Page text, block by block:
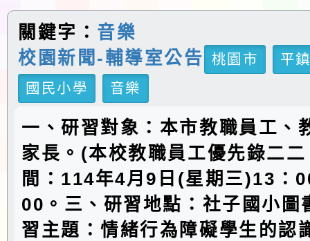
關鍵字： 音樂
校園新聞-輔導室公告
桃園市
平
國民小學
音樂
一、研習對象：本市教職員工、
家長。(本校教職員工優先錄二
間：114年4月9日(星期三)13：
00。三、研習地點：社子國小圖
習主題：情緒行為障礙學生的認